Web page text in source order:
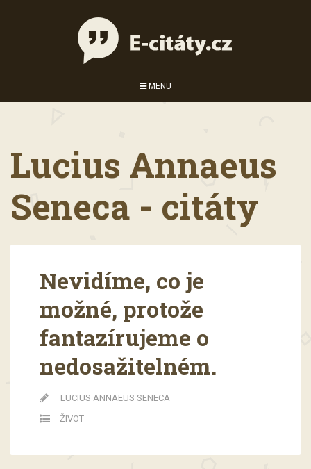
MENU
Lucius Annaeus
Seneca - citáty
Nevidíme, co je
možné, protože
fantazírujeme o
nedosažitelném.
LUCIUS ANNAEUS SENECA
ŽIVOT